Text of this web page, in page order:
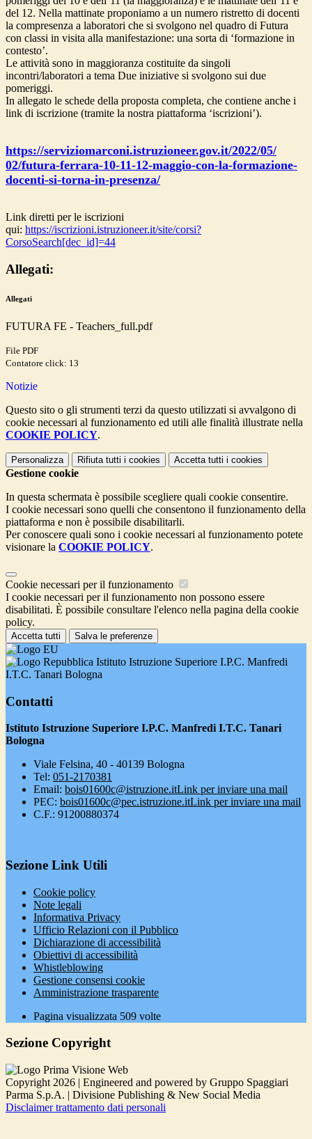
del 12. Nella mattinate proponiamo a un numero ristretto di docenti
la compresenza a laboratori che si svolgono nel quadro di Futura
con classi in visita alla manifestazione: una sorta di ‘formazione in
contesto’.
Le attività sono in maggioranza costituite da singoli
incontri/laboratori a tema Due iniziative si svolgono sui due
pomeriggi.
In allegato le schede della proposta completa, che contiene anche i
link di iscrizione (tramite la nostra piattaforma ‘iscrizioni’).
https://serviziomarconi.istruzioneer.gov.it/2022/05/
02/futura-ferrara-10-11-12-maggio-con-la-formazione-
docenti-si-torna-in-presenza/
Link diretti per le iscrizioni
qui: https://iscrizioni.istruzioneer.it/site/corsi?
CorsoSearch[dec_id]=44
Allegati:
Allegati
FUTURA FE - Teachers_full.pdf
File PDF
Contatore click: 13
Notizie
Questo sito o gli strumenti terzi da questo utilizzati si avvalgono di
cookie necessari al funzionamento ed utili alle finalità illustrate nella
COOKIE POLICY.
Personalizza Rifiuta tutti i cookies Accetta tutti i cookies
Gestione cookie
In questa schermata è possibile scegliere quali cookie consentire.
I cookie necessari sono quelli che consentono il funzionamento della
piattaforma e non è possibile disabilitarli.
Per conoscere quali sono i cookie necessari al funzionamento potete
visionare la COOKIE POLICY.
Cookie necessari per il funzionamento
I cookie necessari per il funzionamento non possono essere
disabilitati. È possibile consultare l'elenco nella pagina della cookie
policy.
Accetta tutti Salva le preferenze
Istituto Istruzione Superiore I.P.C. Manfredi
I.T.C. Tanari Bologna
Contatti
Istituto Istruzione Superiore I.P.C. Manfredi I.T.C. Tanari
Bologna
Viale Felsina, 40 - 40139 Bologna
Tel: 051-2170381
Email: bois01600c@istruzione.itLink per inviare una mail
PEC: bois01600c@pec.istruzione.itLink per inviare una mail
C.F.: 91200880374
Sezione Link Utili
Cookie policy
Note legali
Informativa Privacy
Ufficio Relazioni con il Pubblico
Dichiarazione di accessibilità
Obiettivi di accessibilità
Whistleblowing
Gestione consensi cookie
Amministrazione trasparente
Pagina visualizzata 509 volte
Sezione Copyright
Copyright 2026 | Engineered and powered by Gruppo Spaggiari
Parma S.p.A. | Divisione Publishing & New Social Media
Disclaimer trattamento dati personali